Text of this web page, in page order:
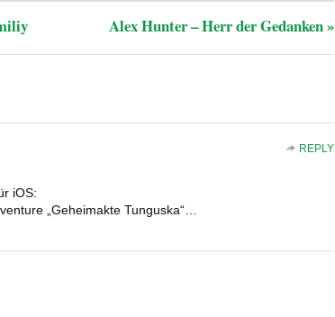
Alex Hunter – Herr der Gedanken»
iOS:
„Geheimakte Tunguska“…
REPLY